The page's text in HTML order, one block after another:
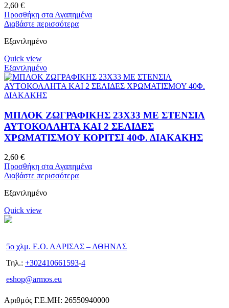
2,60 €
Προσθήκη στα Αγαπημένα
Διαβάστε περισσότερα
Εξαντλημένο
Quick view
Εξαντλημένο
ΜΠΛΟΚ ΖΩΓΡΑΦΙΚΗΣ 23Χ33 ΜΕ ΣΤΕΝΣΙΛ
ΑΥΤΟΚΟΛΛΗΤΑ ΚΑΙ 2 ΣΕΛΙΔΕΣ
ΧΡΩΜΑΤΙΣΜΟΥ ΚΟΡΙΤΣΙ 40Φ. ΔΙΑΚΑΚΗΣ
2,60 €
Προσθήκη στα Αγαπημένα
Διαβάστε περισσότερα
Εξαντλημένο
Quick view
5ο χλμ. Ε.Ο. ΛΑΡΙΣΑΣ – ΑΘΗΝΑΣ
Τηλ.: +302410661593-4
eshop@armos.eu
Αριθμός Γ.Ε.ΜΗ: 26550940000